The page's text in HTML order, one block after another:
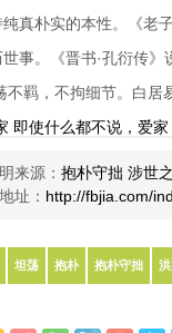
真朴实的本性。《老
事。《晋书·孔衍传》
不羁，不拘细节。 白居
即使什么都不说，爱
来源： 抱朴守拙 涉世
址： http://fbjia.com/
坦荡 抱朴 抱朴守拙